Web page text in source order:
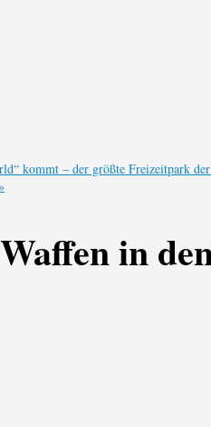
kommt – der größte Freizeitpark
in